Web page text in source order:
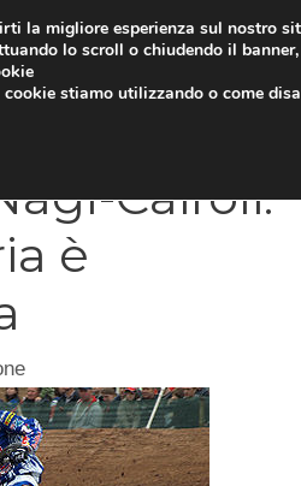
Cairoli:
è
la migliore esperienza sul nostro
lo scroll o chiudendo il
stiamo utilizzando o come